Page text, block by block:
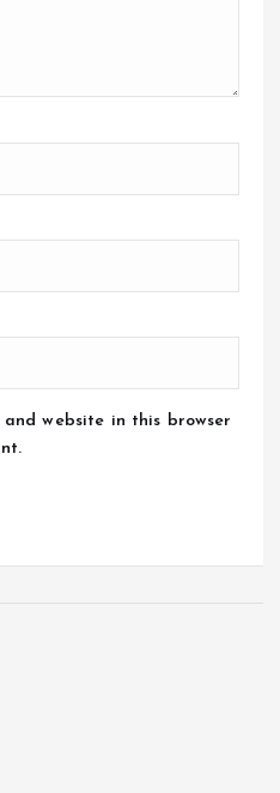
and website in this browser